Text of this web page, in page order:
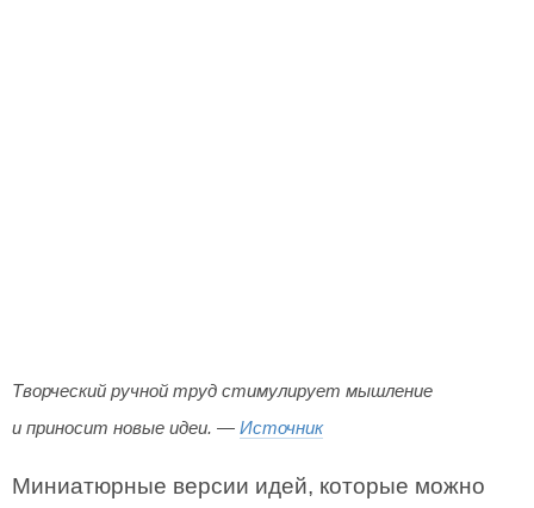
Творческий ручной труд стимулирует мышление
и приносит новые идеи. — Источник
Миниатюрные версии идей, которые можно